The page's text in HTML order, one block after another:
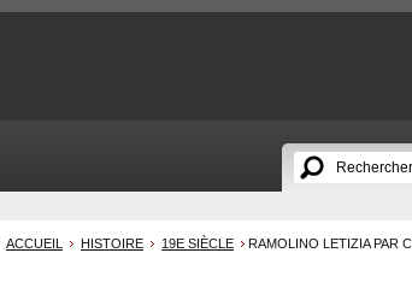
ACCUEIL HISTOIRE 19E SIÈCLE
RAMOLINO LETIZIA PAR